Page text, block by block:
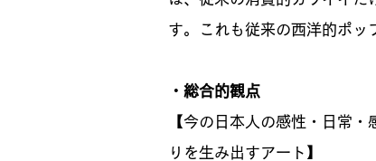
す。これも従来の西洋的ポッ
・総合的観点
【今の日本人の感性・日常
りを生み出すアート】